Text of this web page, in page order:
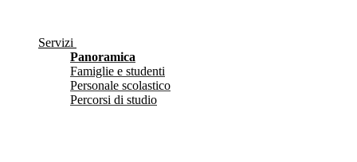
Servizi
Panoramica
Famiglie e studenti
Personale scolastico
Percorsi di studio